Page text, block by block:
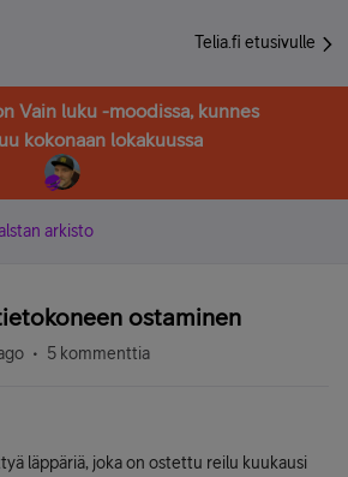
Telia.fi etusivulle
Vain luku -moodissa, kunnes
kokonaan lokakuussa
arkisto
ostaminen
5 kommenttia
läppäriä, joka on ostettu reilu kuukausi